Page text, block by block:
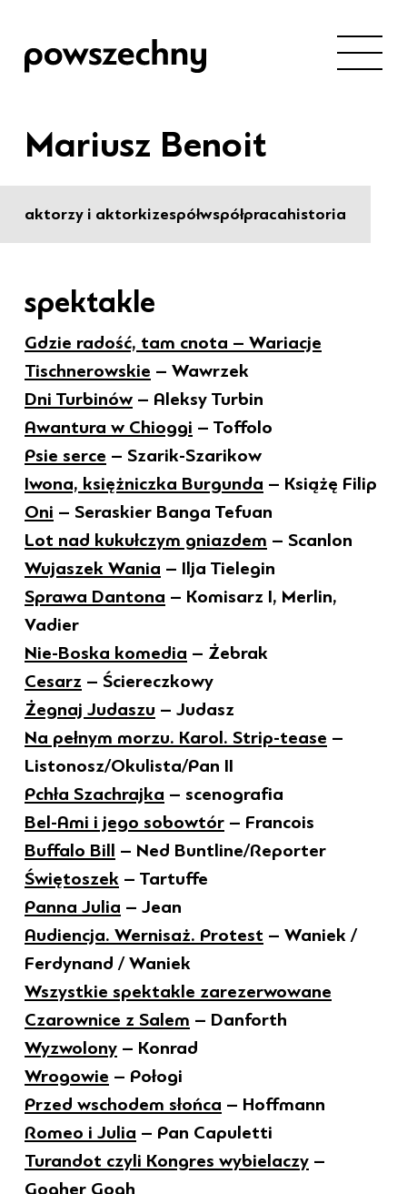
Mariusz Benoit
aktorzy i aktorkizespółwspółpracahistoria
spektakle
Gdzie radość, tam cnota – Wariacje
Tischnerowskie – Wawrzek
Dni Turbinów – Aleksy Turbin
Awantura w Chioggi – Toffolo
Psie serce – Szarik-Szarikow
Iwona, księżniczka Burgunda – Książę Filip
Oni – Seraskier Banga Tefuan
Lot nad kukułczym gniazdem – Scanlon
Wujaszek Wania – Ilja Tielegin
Sprawa Dantona – Komisarz I, Merlin,
Vadier
Nie-Boska komedia – Żebrak
Cesarz – Ściereczkowy
Żegnaj Judaszu – Judasz
Na pełnym morzu. Karol. Strip-tease –
Listonosz/Okulista/Pan II
Pchła Szachrajka – scenografia
Bel-Ami i jego sobowtór – Francois
Buffalo Bill – Ned Buntline/Reporter
Świętoszek – Tartuffe
Panna Julia – Jean
Audiencja. Wernisaż. Protest – Waniek /
Ferdynand / Waniek
Wszystkie spektakle zarezerwowane
Czarownice z Salem – Danforth
Wyzwolony – Konrad
Wrogowie – Połogi
Przed wschodem słońca – Hoffmann
Romeo i Julia – Pan Capuletti
Turandot czyli Kongres wybielaczy –
Gogher Gogh